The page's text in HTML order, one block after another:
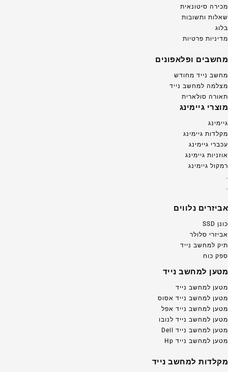
מכירה סיטונאית
שאלות ותשובות
בלוג
מדיניות פרטיות
מחשבים ופלאפונים
מחשב נייד מחודש
מצלמה למחשב נייד
תאורה סולארית
מוצרי גיימינג
גיימינג
מקלדות גיימינג
עכברי גיימינג
אוזניות גיימינג
רמקול גיימינג
.
.
אביזרים נלווים
כונן SSD
אביזרי סלולר
תיק למחשב נייד
ספק כוח
מטען למחשב נייד
מטען למחשב נייד
מטען למחשב נייד אסוס
מטען למחשב נייד אפל
מטען למחשב נייד לנובו
מטען למחשב נייד Dell
מטען למחשב נייד Hp
מקלדות למחשב נייד